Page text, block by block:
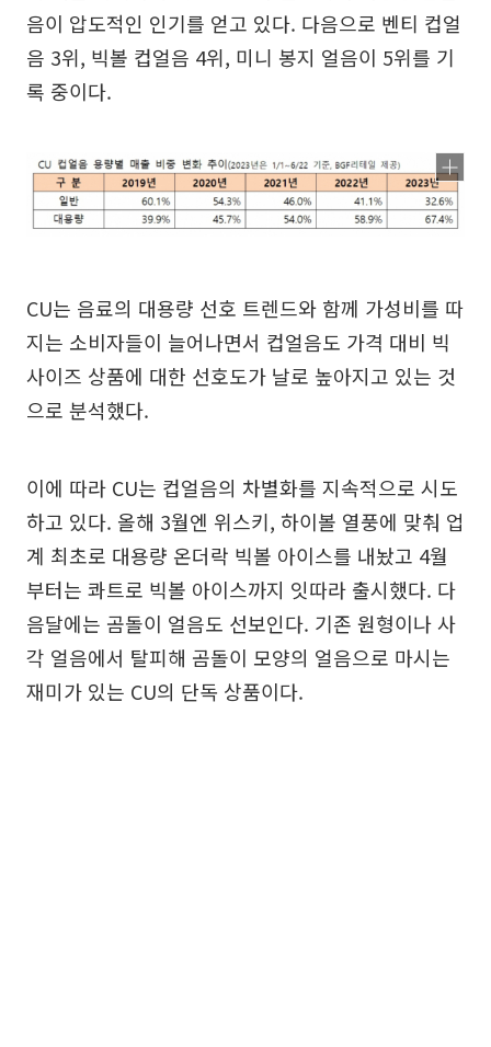
음이 압도적인 인기를 얻고 있다. 다음으로 벤티 컵얼
음 3위, 빅볼 컵얼음 4위, 미니 봉지 얼음이 5위를 기
록 중이다.
CU는 음료의 대용량 선호 트렌드와 함께 가성비를 따
지는 소비자들이 늘어나면서 컵얼음도 가격 대비 빅
사이즈 상품에 대한 선호도가 날로 높아지고 있는 것
으로 분석했다.
이에 따라 CU는 컵얼음의 차별화를 지속적으로 시도
하고 있다. 올해 3월엔 위스키, 하이볼 열풍에 맞춰 업
계 최초로 대용량 온더락 빅볼 아이스를 내놨고 4월
부터는 콰트로 빅볼 아이스까지 잇따라 출시했다. 다
음달에는 곰돌이 얼음도 선보인다. 기존 원형이나 사
각 얼음에서 탈피해 곰돌이 모양의 얼음으로 마시는
재미가 있는 CU의 단독 상품이다.